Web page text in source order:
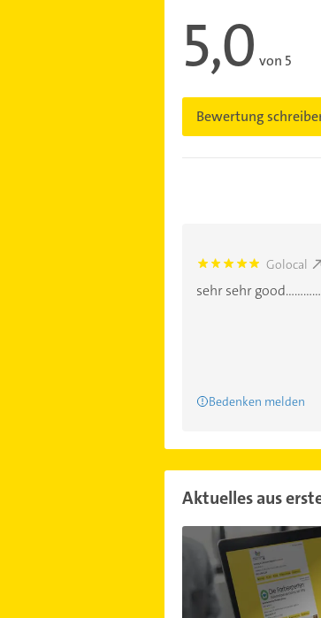
5,0 von 5
Bewertung
5.0 Golocal
sehr sehr
Bedenken melden
Aktuelles aus